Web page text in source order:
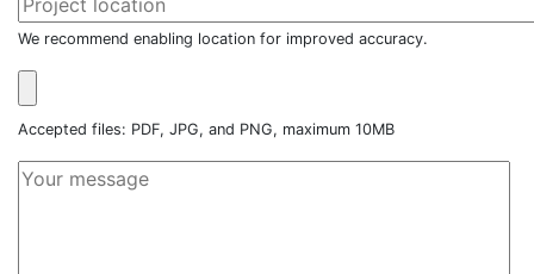
We recommend enabling location for improved accuracy.
Accepted files: PDF, JPG, and PNG, maximum 10MB